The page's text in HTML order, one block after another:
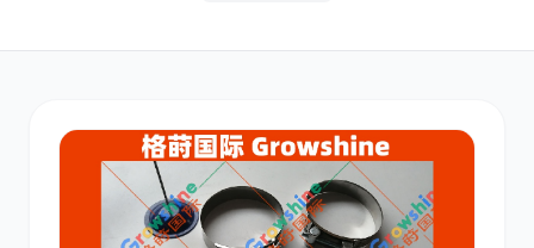
其他 小松
沃尔沃 康明斯